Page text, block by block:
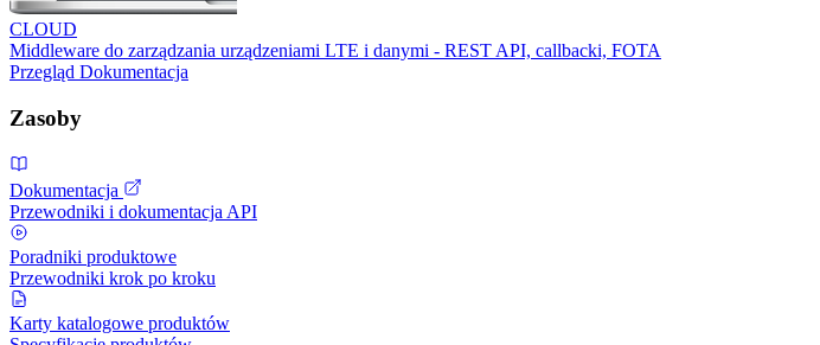
CLOUD
Middleware do zarządzania urządzeniami LTE i danymi - REST API, callbacki, FOTA
Przegląd Dokumentacja
Zasoby
Dokumentacja
Przewodniki i dokumentacja API
Poradniki produktowe
Przewodniki krok po kroku
Karty katalogowe produktów